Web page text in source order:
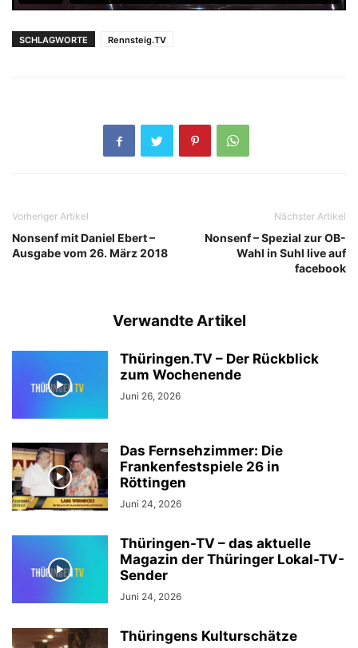
SCHLAGWORTE Rennsteig.TV
Vorheriger Artikel
Nonsenf mit Daniel Ebert –
Ausgabe vom 26. März 2018
Nächster Artikel
Nonsenf – Spezial zur OB-
Wahl in Suhl live auf
facebook
Verwandte Artikel
Thüringen.TV – Der Rückblick
zum Wochenende
Juni 26, 2026
Das Fernsehzimmer: Die
Frankenfestspiele 26 in
Röttingen
Juni 24, 2026
Thüringen-TV – das aktuelle
Magazin der Thüringer Lokal-TV-
Sender
Juni 24, 2026
Thüringens Kulturschätze